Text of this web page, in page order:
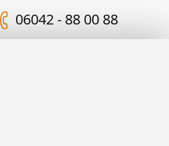
06042 - 88 00 88